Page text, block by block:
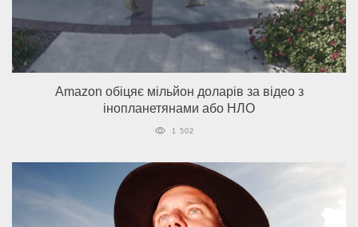
Amazon обіцяє мільйон доларів за відео з
інопланетянами або НЛО
1 502